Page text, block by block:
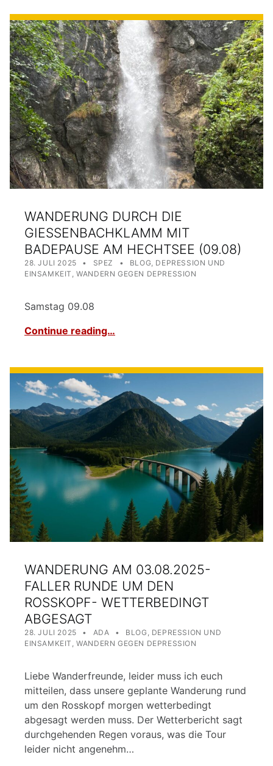
WANDERUNG DURCH DIE
GIESSENBACHKLAMM MIT B
ADEPAUSE AM HECHTSEE (09.08)
28. JULI 2025 SPEZ CATEGORIZED IN:
BLOG DEPRESSION UND
EINSAMKEIT ,WANDERN GEGEN DEPRESSION
Samstag 09.08
Continue reading…
WANDERUNG AM 03.08.2025-
FALLER RUNDE UM DEN
ROSSKOPF- WETTERBEDINGT
ABGESAGT
28. JULI 2025 ADA CATEGORIZED IN:
BLOG
DEPRESSION UND
EINSAMKEIT ,WANDERN GEGEN DEPRESSION
Liebe Wanderfreunde, leider muss ich euch
mitteilen, dass unsere geplante Wanderung rund
um den Rosskopf morgen wetterbedingt
abgesagt werden muss. Der Wetterbericht sagt
durchgehenden Regen voraus, was die Tour
leider nicht angenehm…